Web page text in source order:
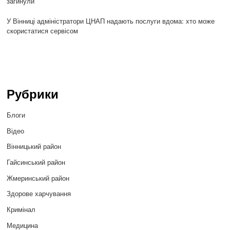
У Вінниці адміністратори ЦНАП надають послуги вдома: хто може
скористатися сервісом
Рубрики
Блоги
Відео
Вінницький район
Гайсинський район
Жмеринський район
Здорове харчування
Кримінал
Медицина